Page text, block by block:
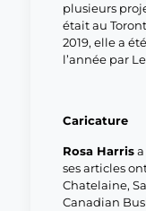
plusieurs
était au
2019, elle a
l’année par
Caricature
Rosa Harrisa
ses articles
Chatelaine,
Canadian